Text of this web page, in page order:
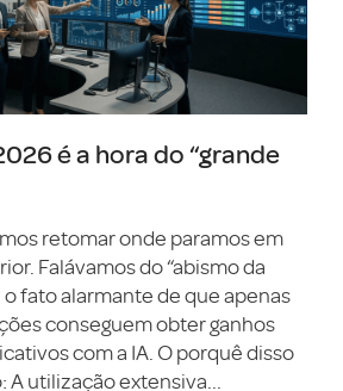
é a hora do “grande
retomar onde paramos em
Falávamos do “abismo da
fato alarmante de que apenas
conseguem obter ganhos
com a IA. O porquê disso
A utilização extensiva...